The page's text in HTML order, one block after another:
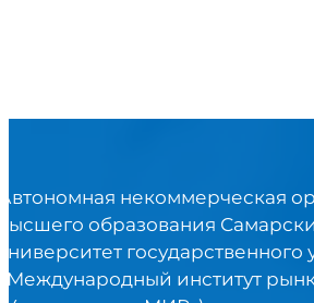
некоммерческая
образования
государственного
институт